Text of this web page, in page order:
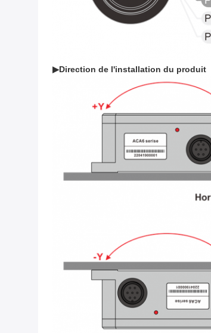
▶Direction de l'installation du produit